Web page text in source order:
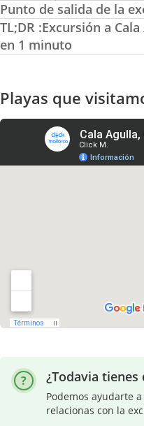
Punto de salida de la
TL;DR :Excursión a
en 1 minuto
Playas que
¿Todavia tienes
Podemos ayudarte
relacionas con la